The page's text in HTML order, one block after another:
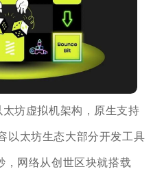
坊虚拟机架构，原生支持
以太坊生态大部分开发工具
，网络从创世区块就搭载